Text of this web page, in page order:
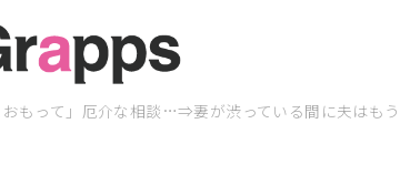
もって」厄介な相談…⇒妻が渋っている間に夫はもう